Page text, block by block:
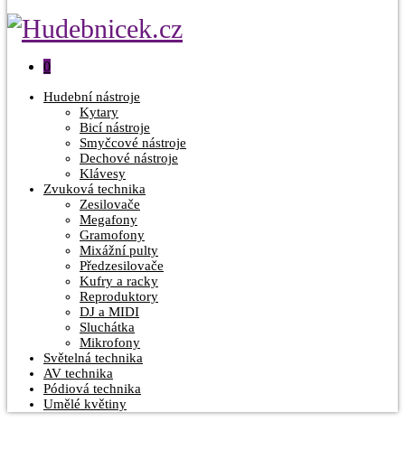
0
Hudební nástroje
Kytary
Bicí nástroje
Smyčcové nástroje
Dechové nástroje
Klávesy
Zvuková technika
Zesilovače
Megafony
Gramofony
Mixážní pulty
Předzesilovače
Kufry a racky
Reproduktory
DJ a MIDI
Sluchátka
Mikrofony
Světelná technika
AV technika
Pódiová technika
Umělé květiny